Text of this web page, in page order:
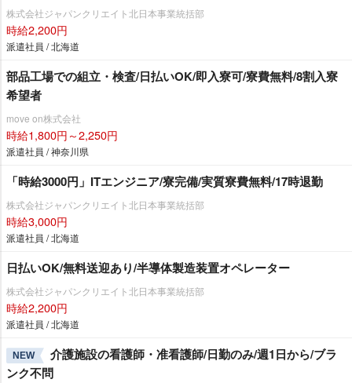
株式会社ジャパンクリエイト北日本事業統括部
時給2,200円
派遣社員 / 北海道
部品工場での組立・検査/日払いOK/即入寮可/寮費無料/8割入寮
希望者
move on株式会社
時給1,800円～2,250円
派遣社員 / 神奈川県
「時給3000円」ITエンジニア/寮完備/実質寮費無料/17時退勤
株式会社ジャパンクリエイト北日本事業統括部
時給3,000円
派遣社員 / 北海道
日払いOK/無料送迎あり/半導体製造装置オペレーター
株式会社ジャパンクリエイト北日本事業統括部
時給2,200円
派遣社員 / 北海道
NEW
介護施設の看護師・准看護師/日勤のみ/週1日から/ブラ
ンク不問